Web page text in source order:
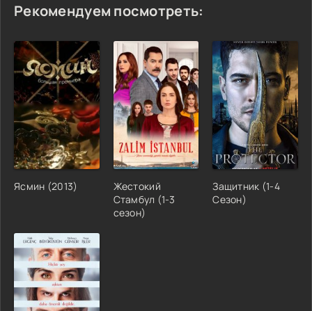
Рекомендуем посмотреть:
Ясмин (2013)
Жестокий
Стамбул (1-3
сезон)
Защитник (1-4
Сезон)